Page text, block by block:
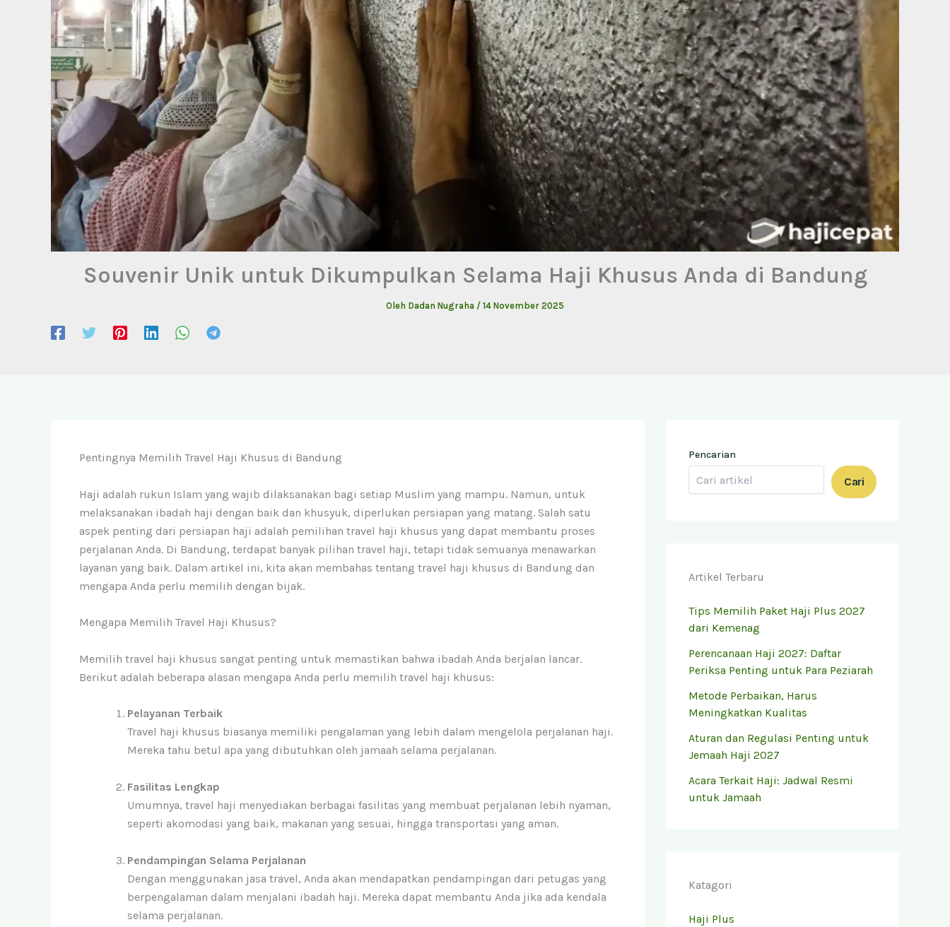
Souvenir Unik untuk Dikumpulkan Selama Haji Khusus Anda di Bandung
Oleh Dadan Nugraha / 14 November 2025
Pentingnya Memilih Travel Haji Khusus di Bandung
Haji adalah rukun Islam yang wajib dilaksanakan bagi setiap Muslim yang mampu. Namun, untuk
melaksanakan ibadah haji dengan baik dan khusyuk, diperlukan persiapan yang matang. Salah satu
aspek penting dari persiapan haji adalah pemilihan travel haji khusus yang dapat membantu proses
perjalanan Anda. Di Bandung, terdapat banyak pilihan travel haji, tetapi tidak semuanya menawarkan
layanan yang baik. Dalam artikel ini, kita akan membahas tentang travel haji khusus di Bandung dan
mengapa Anda perlu memilih dengan bijak.
Mengapa Memilih Travel Haji Khusus?
Memilih travel haji khusus sangat penting untuk memastikan bahwa ibadah Anda berjalan lancar.
Berikut adalah beberapa alasan mengapa Anda perlu memilih travel haji khusus:
Pelayanan Terbaik
Travel haji khusus biasanya memiliki pengalaman yang lebih dalam mengelola perjalanan haji.
Mereka tahu betul apa yang dibutuhkan oleh jamaah selama perjalanan.
Fasilitas Lengkap
Umumnya, travel haji menyediakan berbagai fasilitas yang membuat perjalanan lebih nyaman,
seperti akomodasi yang baik, makanan yang sesuai, hingga transportasi yang aman.
Pendampingan Selama Perjalanan
Dengan menggunakan jasa travel, Anda akan mendapatkan pendampingan dari petugas yang
berpengalaman dalam menjalani ibadah haji. Mereka dapat membantu Anda jika ada kendala
selama perjalanan.
Pencarian
Cari
Artikel Terbaru
Tips Memilih Paket Haji Plus 2027
dari Kemenag
Perencanaan Haji 2027: Daftar
Periksa Penting untuk Para Peziarah
Metode Perbaikan, Harus
Meningkatkan Kualitas
Aturan dan Regulasi Penting untuk
Jemaah Haji 2027
Acara Terkait Haji: Jadwal Resmi
untuk Jamaah
Katagori
Haji Plus